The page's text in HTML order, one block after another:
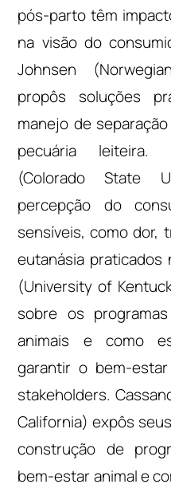
pós-parto têm
na visão do
Johnsen
propôs soluções
manejo de
pecuária leiteira.
(Colorado State
percepção do
sensíveis, como dor,
eutanásia praticados
(University of
sobre os
animais e como
garantir o bem-
stakeholders.
California) expôs
construção de
bem-estar animal e